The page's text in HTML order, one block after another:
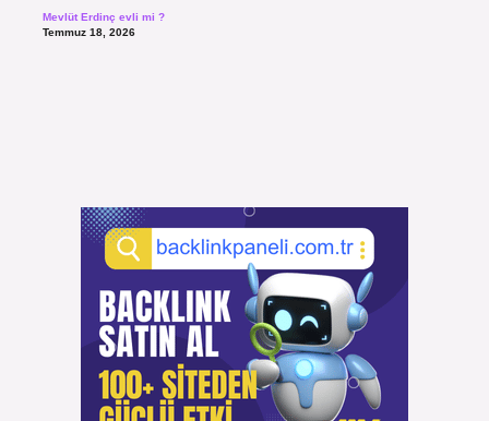
Mevlüt Erdinç evli mi ?
Temmuz 18, 2026